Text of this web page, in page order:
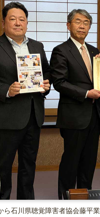
ら石川県聴覚障害者協会藤平